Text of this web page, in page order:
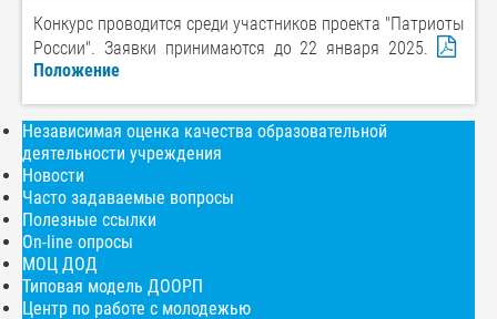
Конкурс проводится среди участников проекта "Патриоты
России". Заявки принимаются до 22 января 2025.
Положение
Независимая оценка качества образовательной
деятельности учреждения
Новости
Часто задаваемые вопросы
Полезные ссылки
On-line опросы
МОЦ ДОД
Типовая модель ДООРП
Центр по работе с молодежью